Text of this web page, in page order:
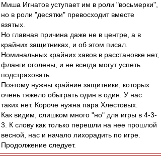
Миша Игнатов уступает им в роли "восьмерки",
но в роли "десятки" превосходит вместе
взятых.
Но главная причина даже не в центре, а в
крайних защитниках, и об этом писал.
Номинальных крайних хавов в расстановке нет,
фланги оголены, и не всегда могут успеть
подстраховать.
Поэтому нужны крайние защитники, которых
очень тяжело обыграть один в один. У нас
таких нет. Короче нужна пара Хлестовых.
Как видим, слишком много "но" для игры в 4-3-
3. К слову как только перешли на нее прошлой
весной, нас и начало лихорадить по игре.
Продолжение следует.